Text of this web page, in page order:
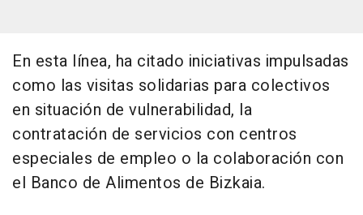
En esta línea, ha citado iniciativas impulsadas
como las visitas solidarias para colectivos
en situación de vulnerabilidad, la
contratación de servicios con centros
especiales de empleo o la colaboración con
el Banco de Alimentos de Bizkaia.